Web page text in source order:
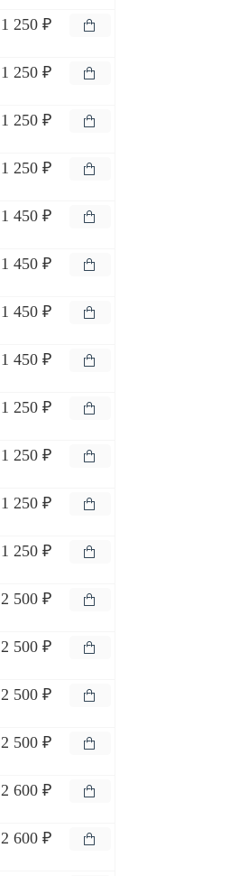
1 250 ₽
1 250 ₽
1 250 ₽
1 250 ₽
1 450 ₽
1 450 ₽
1 450 ₽
1 450 ₽
1 250 ₽
1 250 ₽
1 250 ₽
1 250 ₽
2 500 ₽
2 500 ₽
2 500 ₽
2 500 ₽
2 600 ₽
2 600 ₽